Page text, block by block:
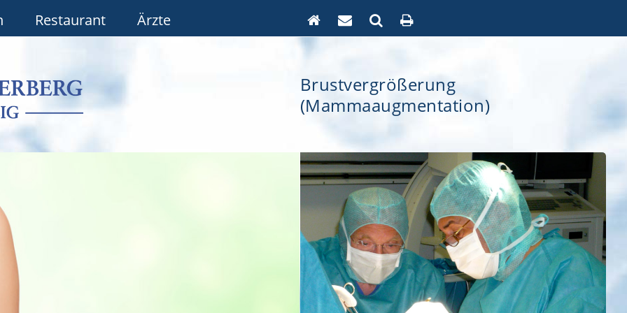
Restaurant
Ärzte
Brustvergrößerung
(Mammaaugmentation)